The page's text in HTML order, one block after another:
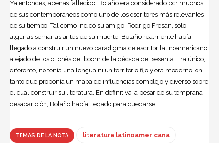
Ya entonces, apenas fallecido, Bolaño era considerado por muchos
de sus contemporáneos como uno de los escritores más relevantes
de su tiempo. Tal como indicó su amigo, Rodrigo Fresán, sólo
algunas semanas antes de su muerte, Bolaño realmente había
llegado a construir un nuevo paradigma de escritor latinoamericano,
alejado de los clichés del boom de la década del sesenta. Era único,
diferente, no tenía una lengua ni un territorio fijo y era moderno, en
tanto que proponía un mapa de influencias complejo y diverso sobre
el cual construir su literatura. En definitiva, a pesar de su temprana
desaparición, Bolaño había llegado para quedarse.
TEMAS DE LA NOTA literatura latinoamericana